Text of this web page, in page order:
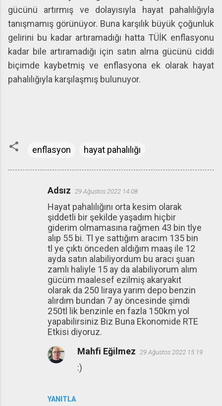
gücünü artırmış ve dolayısıyla hayat pahalılığıyla
tanışmamış görünüyor. Buna karşılık büyük çoğunluk
gelirini bu kadar artıramadığı hatta TÜİK enflasyonu
kadar bile artıramadığı için satın alma gücünü ciddi
biçimde kaybetmiş ve enflasyona ek olarak hayat
pahalılığıyla karşılaşmış bulunuyor.
enflasyon hayat pahalılığı
Adsız 29 Ağustos 2022 14:08
Hayat pahalılığını orta kesim olarak
şiddetli bir şekilde yaşadım hiçbir
giderim olmamasına rağmen 43 bin tlye
alıp 55 bi. Tl ye sattığım aracım 135 bin
tl ye çıktı önceden aldığım maaş ile 12
ayda satın alabiliyordum bu aracı şuan
zamlı haliyle 15 ay da alabiliyorum alım
gücüm maalesef ezilmiş akaryakıt
olarak da 250 liraya yarım depo benzin
alırdım bundan 7 ay öncesinde şimdi
250tl lik benzinle en fazla 150km yol
yapabilirsiniz Biz Buna Ekonomide RTE
Etkisi diyoruz.
YANITLA
Mahfi Eğilmez 29 Ağustos 2022 15:19
:)